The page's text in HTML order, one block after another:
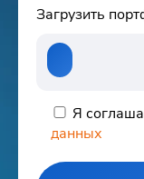
Загрузить
Я
данных